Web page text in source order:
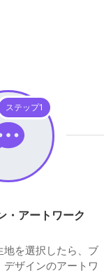
ステップ1
・アートワーク
地を選択したら、ブ
デザインのアートワ